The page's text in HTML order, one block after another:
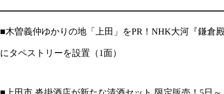
■木曽義仲ゆかりの地「上田」をPR！NHK大河『鎌倉
にタペストリーを設置（1面）